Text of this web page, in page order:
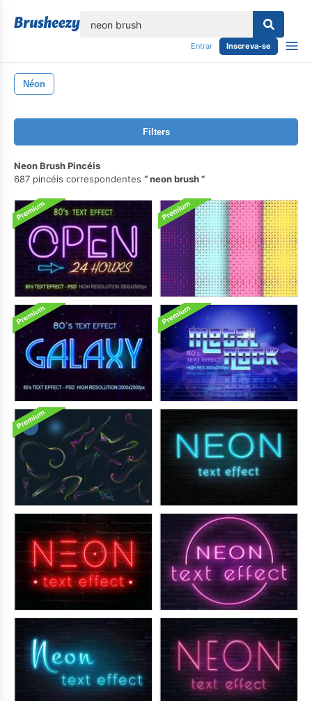
Entrar Inscreva-se
Néon
Filters
Neon Brush Pincéis
687 pincéis correspondentes
neon brush